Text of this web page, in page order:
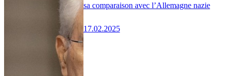
sa comparaison avec l’Allemagne nazie
17.02.2025